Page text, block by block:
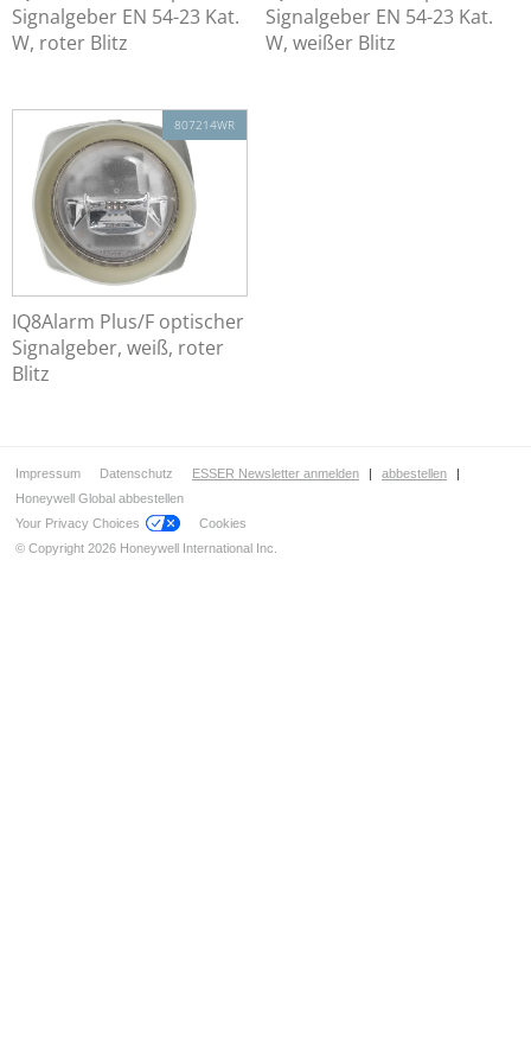
Automatische Melder
Funk
Sondermelder
Signalgeber
Konventionell
Konventionell ENscape
IQ8Alarm Plus-Ringbustechnik
IQ8Alarm Plus Akustische Signalgeber
IQ8Alarm Plus Akustischer Signalgeber mit Sprache
Zubehör
Melderparallelanzeige
Feststellanlagen (FSA)
Signalgeber EN 54-23 Kat.
W, roter Blitz
Signalgeber EN 54-23 Kat.
W, weißer Blitz
807214WR
IQ8Alarm Plus/F optischer
Signalgeber, weiß, roter
Blitz
Impressum Datenschutz ESSER Newsletter anmelden | abbestellen
|
Honeywell Global abbestellen
Your Privacy Choices
Cookies
© Copyright 2026 Honeywell International Inc.